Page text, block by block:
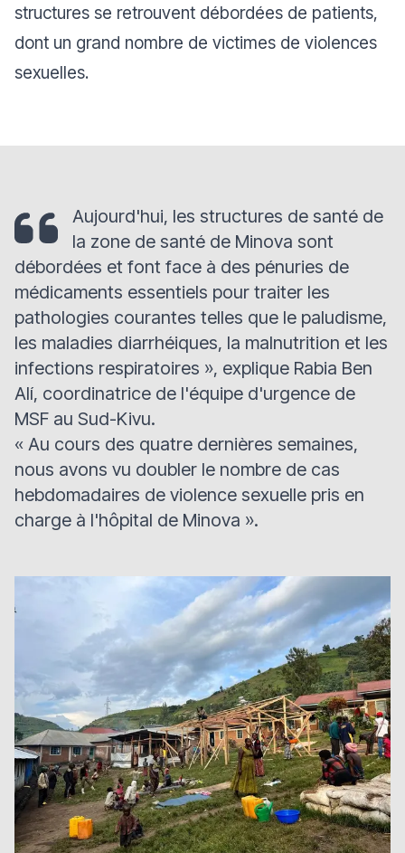
structures se retrouvent débordées de patients,
dont un grand nombre de victimes de violences
sexuelles.
Aujourd'hui, les structures de santé de
la zone de santé de Minova sont
débordées et font face à des pénuries de
médicaments essentiels pour traiter les
pathologies courantes telles que le paludisme,
les maladies diarrhéiques, la malnutrition et les
infections respiratoires », explique Rabia Ben
Alí, coordinatrice de l'équipe d'urgence de
MSF au Sud-Kivu.
« Au cours des quatre dernières semaines,
nous avons vu doubler le nombre de cas
hebdomadaires de violence sexuelle pris en
charge à l'hôpital de Minova ».